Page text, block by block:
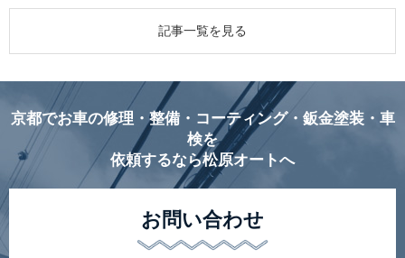
記事一覧を見る
京都でお車の修理・整備・コーティング・鈑金塗装・車
検を
依頼するなら松原オートへ
お問い合わせ